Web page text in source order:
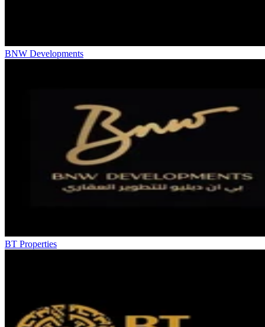
BNW Developments
BT Properties